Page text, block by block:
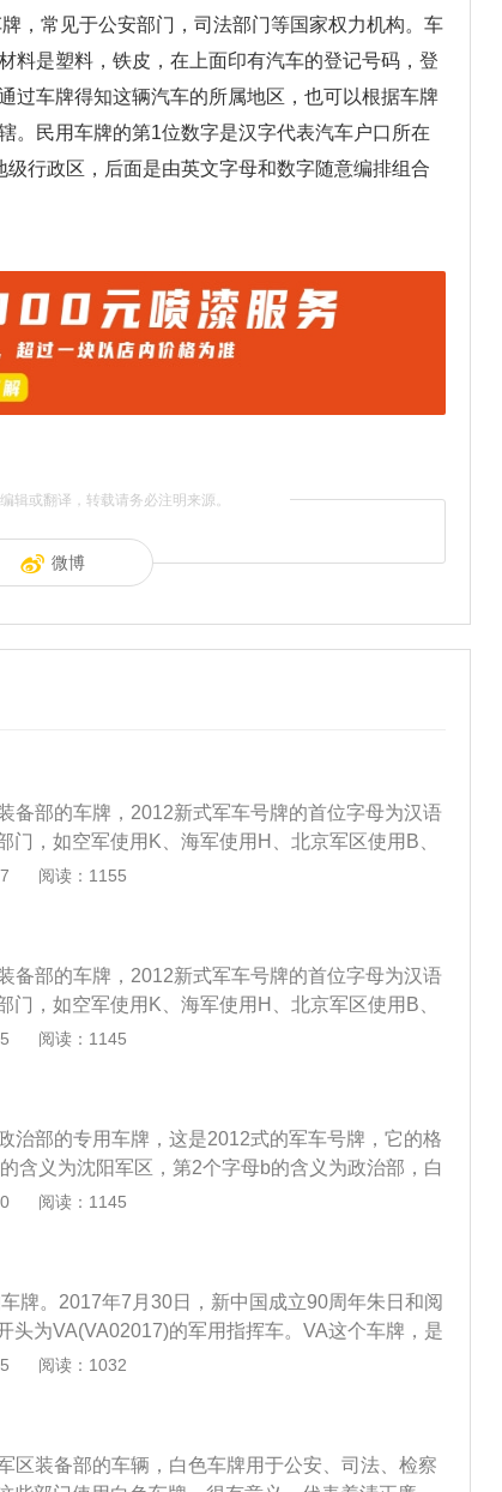
，常见于公安部门，司法部门等国家权力机构。车
料是塑料，铁皮，在上面印有汽车的登记号码，登
过车牌得知这辆汽车的所属地区，也可以根据车牌
。民用车牌的第1位数字是汉字代表汽车户口所在
行政区，后面是由英文字母和数字随意编排组合
辑或翻译，转载请务必注明来源。
微博
备部的车牌，2012新式军车号牌的首位字母为汉语
门，如空军使用K、海军使用H、北京军区使用B、
N、沈阳军区使用S等。白色车牌多见于公安部
色是小轿车的车牌（包括小吨位的货车），也是
黄色牌照是大货车、挂车等大型车的牌照（超过6米
肯、加长劳斯莱斯等）。3、白色：白色是司法，
车牌也有白色的）。4、黑色：广东地区发行的粤Z
阅读：1155
备部的车牌，2012新式军车号牌的首位字母为汉语
门，如空军使用K、海军使用H、北京军区使用B、
N、沈阳军区使用S等。白色车牌多见于公安部
小轿车的车牌，也是常见的车牌。2、黄色车牌是
。3、白色车牌是司法、武警等特殊部门的车牌。
粤Z车牌以及领事馆的车辆。5、如果是新能源汽
动汽车，“F”代表非纯电动汽车。普通车牌由汉
来说，汉字代表省份，汉字后面的字母代表地级
阅读：1145
治部的专用车牌，这是2012式的军车号牌，它的格
含义为沈阳军区，第2个字母b的含义为政治部，白
字母和第二个字母，分别代表不同的含义：一、第
沈）：沈阳军区。N（原南）：南京军区。G（原
：成都军区。二、第2个字母含义：A――司令部；
勤部；D――装备部；J――军代机构；K――省军
O――军车监理；R――院校；S――通讯、运输；V
队。牌照俗称车牌，也指车辆号牌，是分别悬
他的相关信息。车牌是对各车辆的编号与信息登
以知道该车辆的所属地区，也可根据车牌查到该车
息。
阅读：1145
牌。2017年7月30日，新中国成立90周年朱日和阅
为VA(VA02017)的军用指挥车。VA这个车牌，是
中国人民的脊梁。是抵御外敌的可靠保障，是粉碎
高喊为人民服务的铿锵口号。白色车牌多见于公安
武警部队、解放军部队等国家的权利机构。而白色
为人民服务的机构必须干净！其中警为红色字体，
阅读：1032
区装备部的车辆，白色车牌用于公安、司法、检察